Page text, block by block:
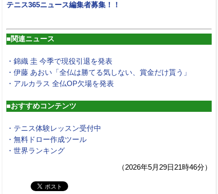
テニス365ニュース編集者募集！！
■関連ニュース
・錦織 圭 今季で現役引退を発表
・伊藤 あおい「全仏は勝てる気しない、賞金だけ貰う」
・アルカラス 全仏OP欠場を発表
■おすすめコンテンツ
・テニス体験レッスン受付中
・無料ドロー作成ツール
・世界ランキング
（2026年5月29日21時46分）